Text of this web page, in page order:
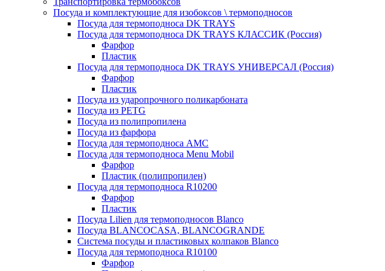
Посуда и комплектующие для изобоксов \ термоподносов
Посуда для термоподноса DK TRAYS
Посуда для термоподноса DK TRAYS КЛАССИК (Россия)
Фарфор
Пластик
Посуда для термоподноса DK TRAYS УНИВЕРСАЛ (Россия)
Фарфор
Пластик
Посуда из ударопрочного поликарбоната
Посуда из PETG
Посуда из полипропилена
Посуда из фарфора
Посуда для термоподноса AMC
Посуда для термоподноса Menu Mobil
Фарфор
Пластик (полипропилен)
Посуда для термоподноса R10200
Фарфор
Пластик
Посуда Lilien для термоподносов Blanco
Посуда BLANCOCASA, BLANCOGRANDE
Система посуды и пластиковых колпаков Blanco
Посуда для термоподноса R10100
Фарфор